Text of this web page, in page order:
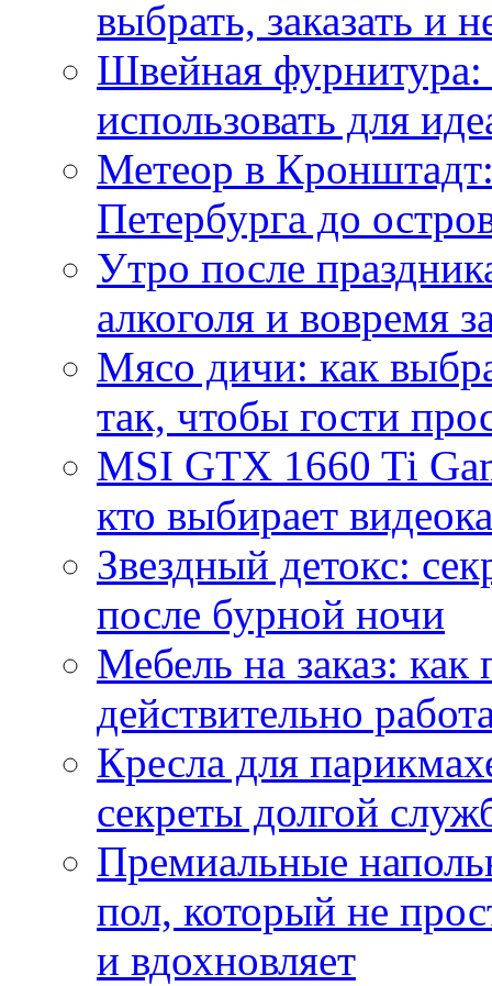
выбрать, заказать и
Швейная фурнитура:
использовать для
Метеор в
Петербурга до
Утро после
алкоголя и вовремя
Мясо дичи: как
так, чтобы гости
MSI GTX 1660 Ti
кто выбирает
Звездный детокс:
после бурной ночи
Мебель на заказ:
действительно
Кресла для
секреты долгой
Премиальные
пол, который не
и вдохновляет